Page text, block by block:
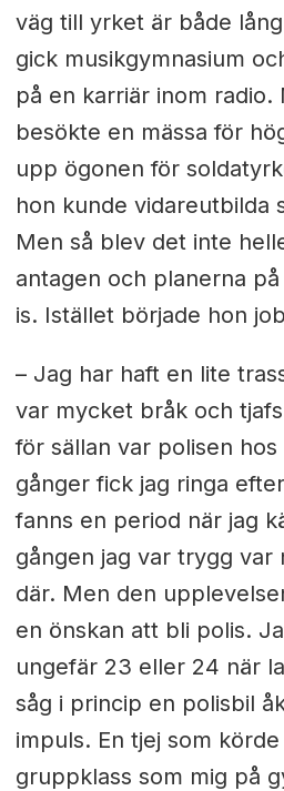
väg till yrket är både
gick musikgymnasium
på en karriär inom radio.
besökte en mässa för
upp ögonen för
hon kunde vidareutbilda
Men så blev det inte
antagen och planerna
is. Istället började hon
– Jag har haft en lite
var mycket bråk och
för sällan var polisen hos
gånger fick jag ringa
fanns en period när jag
gången jag var trygg var
där. Men den
en önskan att bli polis.
ungefär 23 eller 24 när
såg i princip en polisbil
impuls. En tjej som körde
gruppklass som mig på